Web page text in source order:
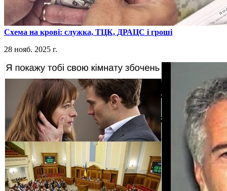
​Схема на крові: служка, ТЦК, ДРАЦС і гроші
28 нояб. 2025 г.